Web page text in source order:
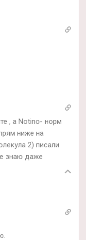
, а Notino- норм
ниже на
2) писали
знаю даже